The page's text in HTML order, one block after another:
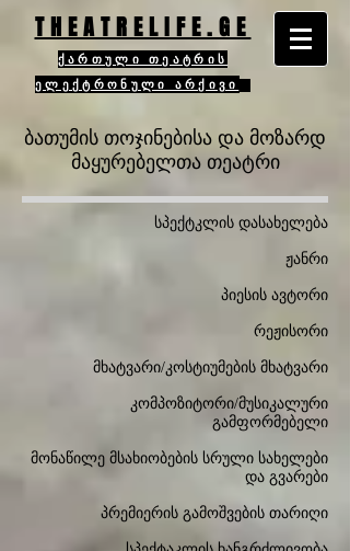
THEATRELIFE.GE
ქართული თეატრის
ელექტრონული არქივი
ბათუმის თოჯინებისა და მოზარდ
მაყურებელთა თეატრი
სპექტკლის დასახელება
ჟანრი
პიესის ავტორი
რეჟისორი
მხატვარი/კოსტიუმების მხატვარი
კომპოზიტორი/მუსიკალური
გამფორმებელი
მონაწილე მსახიობების სრული სახელები
და გვარები
პრემიერის გამოშვების თარიღი